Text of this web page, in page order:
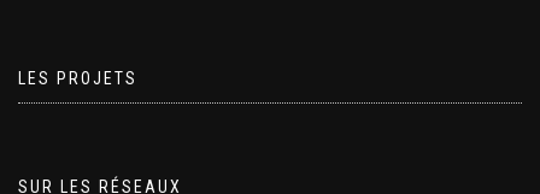
LES PROJETS
SUR LES RÉSEAUX